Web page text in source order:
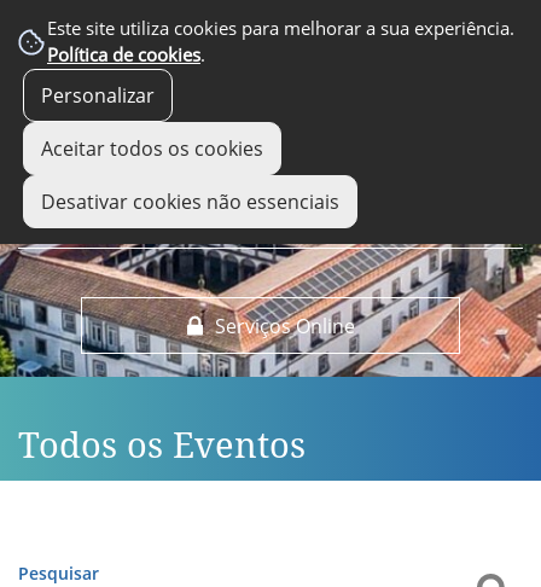
Este site utiliza cookies para melhorar a sua experiência.
Política de cookies.
Personalizar
Aceitar todos os cookies
Desativar cookies não essenciais
Serviços Online
EM DESTAQUE
Todos os Eventos
Pesquisar